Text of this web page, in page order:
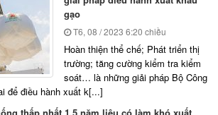
gạo
T6, 08 / 2023 6:20 chiều
Hoàn thiện thể chế; Phát triển thị
trường; tăng cường kiểm tra kiểm
soát… là những giải pháp Bộ Công
để điều hành xuất k[...]